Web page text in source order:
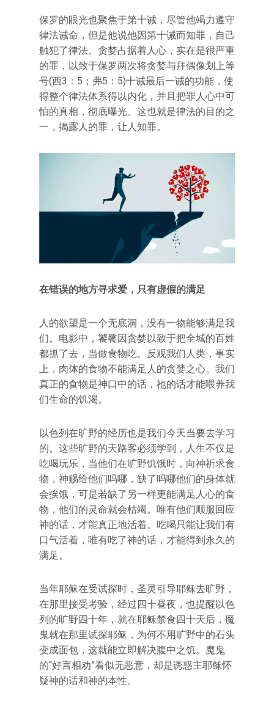
保罗的眼光也聚焦于第十诫，尽管他竭力遵守
律法诫命，但是他说他因第十诫而知罪，自己
触犯了律法。贪婪占据着人心，实在是很严重
的罪，以致于保罗两次将贪婪与拜偶像划上等
号(西3：5；弗5：5)十诫最后一诫的功能，使
得整个律法体系得以内化，并且把罪人心中可
怕的真相，彻底曝光。这也就是律法的目的之
一，揭露人的罪，让人知罪。
在错误的地方寻求爱，只有虚假的满足
人的欲望是一个无底洞，没有一物能够满足我
们。电影中，饕餮因贪婪以致于把全城的百姓
都抓了去，当做食物吃。反观我们人类，事实
上，肉体的食物不能满足人的贪婪之心。我们
真正的食物是神口中的话，祂的话才能喂养我
们生命的饥渴。
以色列在旷野的经历也是我们今天当要去学习
的。这些旷野的天路客必须学到，人生不仅是
吃喝玩乐，当他们在旷野饥饿时，向神祈求食
物，神赐给他们吗哪，缺了吗哪他们的身体就
会挨饿，可是若缺了另一样更能满足人心的食
物，他们的灵命就会枯竭。唯有他们顺服回应
神的话，才能真正地活着。吃喝只能让我们有
口气活着，唯有吃了神的话，才能得到永久的
满足。
当年耶稣在受试探时，圣灵引导耶稣去旷野，
在那里接受考验，经过四十昼夜，也提醒以色
列的旷野四十年，就在耶稣禁食四十天后，魔
鬼就在那里试探耶稣，为何不用旷野中的石头
变成面包，这就能立即解决腹中之饥。魔鬼
的“好言相劝”看似无恶意，却是诱惑主耶稣怀
疑神的话和神的本性。